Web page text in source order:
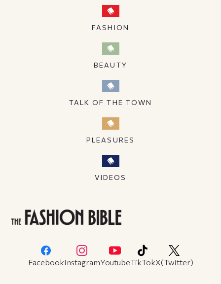
FASHION
BEAUTY
TALK OF THE TOWN
PLEASURES
VIDEOS
FacebookInstagramYoutubeTikTokX(Twitter)